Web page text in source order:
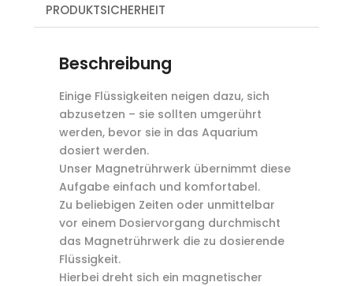
PRODUKTSICHERHEIT
Beschreibung
Einige Flüssigkeiten neigen dazu, sich
abzusetzen – sie sollten umgerührt
werden, bevor sie in das Aquarium
dosiert werden.
Unser Magnetrührwerk übernimmt diese
Aufgabe einfach und komfortabel.
Zu beliebigen Zeiten oder unmittelbar
vor einem Dosiervorgang durchmischt
das Magnetrührwerk die zu dosierende
Flüssigkeit.
Hierbei dreht sich ein magnetischer